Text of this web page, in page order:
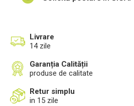
Livrare
14 zile
Garanția Calității
produse de calitate
Retur simplu
in 15 zile